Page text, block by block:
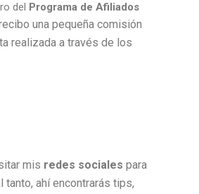
del Programa de Afiliados
una pequeña comisión
realizada a través de los
mis redes sociales para
tanto, ahí encontrarás tips,